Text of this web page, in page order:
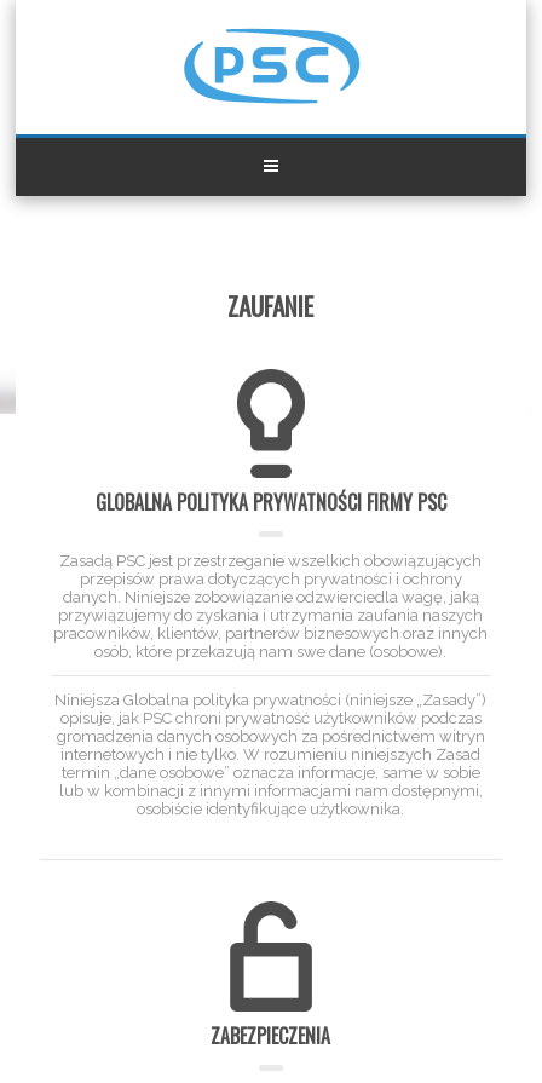
ZAUFANIE
ZAUFANIE
GLOBALNA POLITYKA PRYWATNOŚCI FIRMY PSC
Zasadą PSC jest przestrzeganie wszelkich obowiązujących
przepisów prawa dotyczących prywatności i ochrony
danych. Niniejsze zobowiązanie odzwierciedla wagę, jaką
przywiązujemy do zyskania i utrzymania zaufania naszych
pracowników, klientów, partnerów biznesowych oraz innych
osób, które przekazują nam swe dane (osobowe).
Niniejsza Globalna polityka prywatności (niniejsze „Zasady”)
opisuje, jak PSC chroni prywatność użytkowników podczas
gromadzenia danych osobowych za pośrednictwem witryn
internetowych i nie tylko. W rozumieniu niniejszych Zasad
termin „dane osobowe” oznacza informacje, same w sobie
lub w kombinacji z innymi informacjami nam dostępnymi,
osobiście identyfikujące użytkownika.
ZABEZPIECZENIA